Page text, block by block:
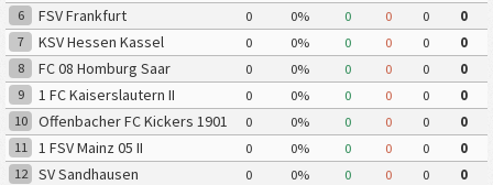
6
FSV Frankfurt 0 0% 0 0 0
0
7
KSV Hessen Kassel 0 0% 0 0 0
0
8
FC 08 Homburg Saar 0 0% 0 0 0
0
9
1 FC Kaiserslautern II 0 0% 0 0 0
0
10
Offenbacher FC Kickers 1901 0 0% 0 0 0
0
11
1 FSV Mainz 05 II 0 0% 0 0 0
0
12
SV Sandhausen 0 0% 0 0 0
0